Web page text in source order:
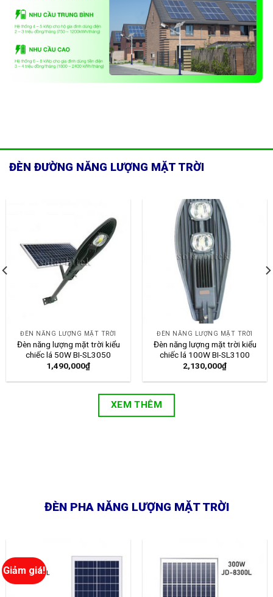
ĐÈN ĐƯỜNG NĂNG LƯỢNG MẶT TRỜI
ĐÈN NĂNG LƯỢNG MẶT TRỜI
Đèn năng lượng mặt trời kiểu
chiếc lá 50W BI-SL3050
1,490,000₫
ĐÈN NĂNG LƯỢNG MẶT TRỜI
Đèn năng lượng mặt trời kiểu
chiếc lá 100W BI-SL3100
2,130,000₫
XEM THÊM
ĐÈN PHA NĂNG LƯỢNG MẶT TRỜI
Giảm giá!